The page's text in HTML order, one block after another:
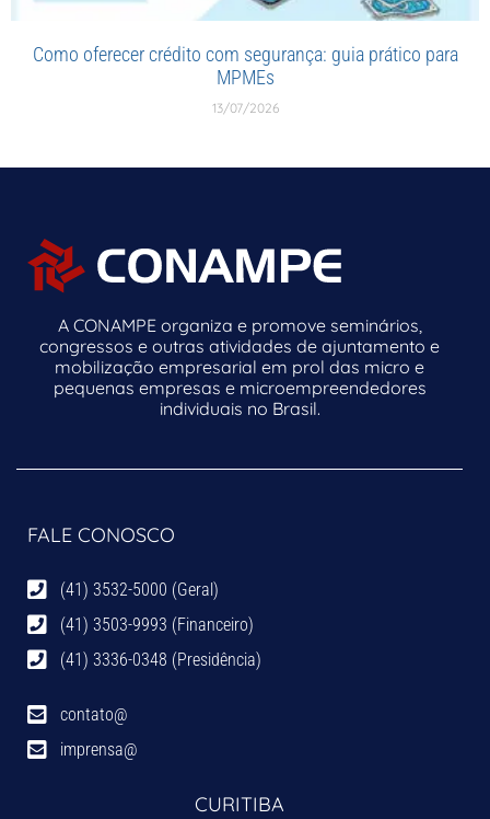
Como oferecer crédito com segurança: guia prático para
MPMEs
13/07/2026
A CONAMPE organiza e promove seminários,
congressos e outras atividades de ajuntamento e
mobilização empresarial em prol das micro e
pequenas empresas e microempreendedores
individuais no Brasil.
FALE CONOSCO
(41) 3532-5000 (Geral)
(41) 3503-9993 (Financeiro)
(41) 3336-0348 (Presidência)
contato@
imprensa@
CURITIBA